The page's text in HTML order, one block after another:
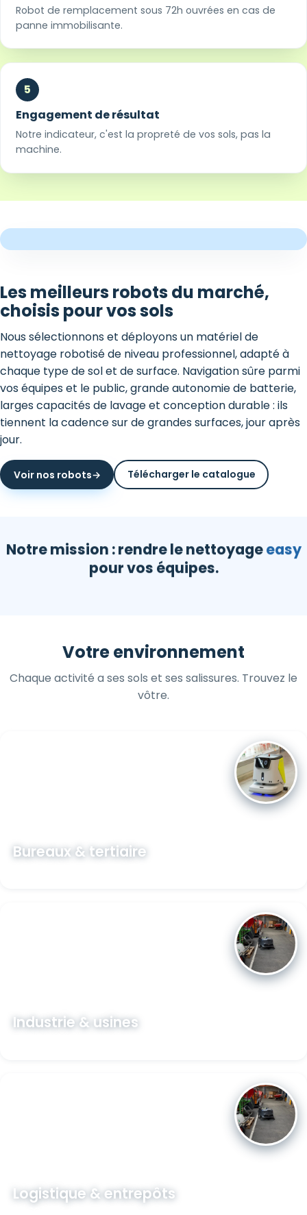
Robot de remplacement sous 72h ouvrées en cas de
panne immobilisante.
5
Engagement de résultat
Notre indicateur, c'est la propreté de vos sols, pas la
machine.
Les meilleurs robots du marché,
choisis pour vos sols
Nous sélectionnons et déployons un matériel de
nettoyage robotisé de niveau professionnel, adapté à
chaque type de sol et de surface. Navigation sûre parmi
vos équipes et le public, grande autonomie de batterie,
larges capacités de lavage et conception durable : ils
tiennent la cadence sur de grandes surfaces, jour après
jour.
Voir nos robots→ Télécharger le catalogue
Notre mission : rendre le nettoyageeasy
pour vos équipes.
Votre environnement
Chaque activité a ses sols et ses salissures. Trouvez le
vôtre.
Bureaux & tertiaire
Industrie & usines
Logistique & entrepôts